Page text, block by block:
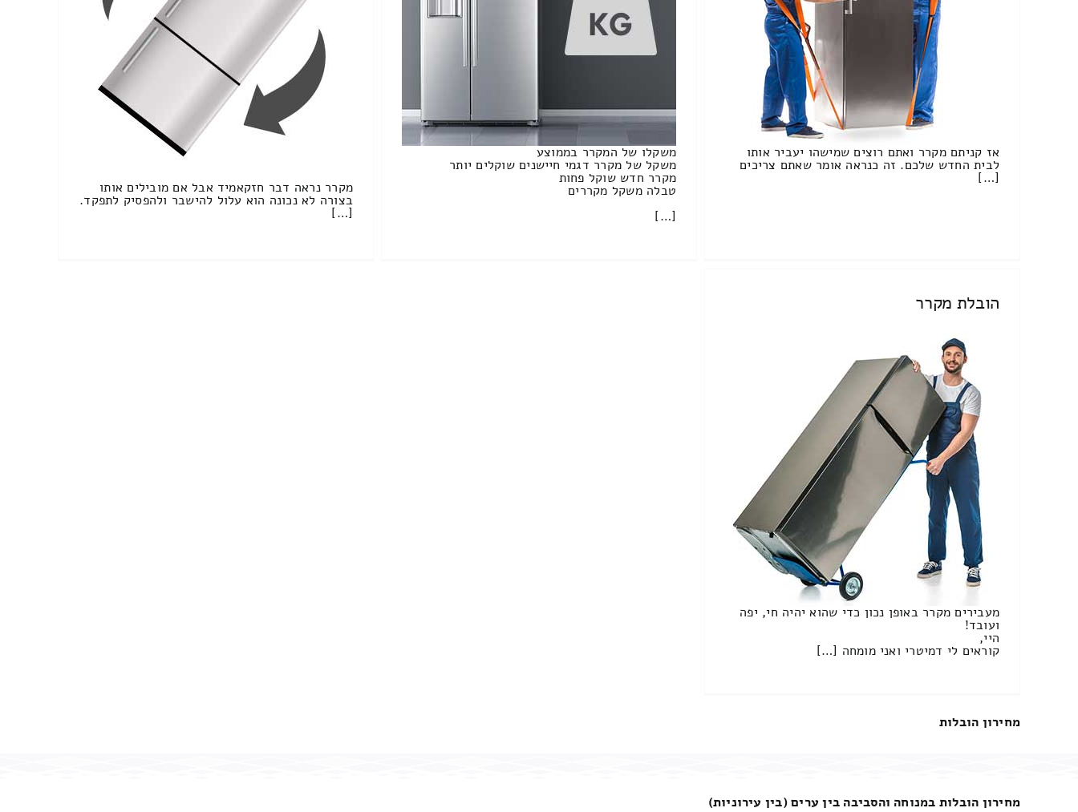
אז קניתם מקרר ואתם רוצים שמישהו יעביר אותו
לבית החדש שלכם. זה כנראה אומר שאתם צריכים
[…]
משקלו של המקרר בממוצע
משקל של מקרר דגמי חיישנים שוקלים יותר
מקרר חדש שוקל פחות
טבלה משקל מקררים
[…]
מקרר נראה דבר חזקאמיד אבל אם מובילים אותו
בצורה לא נכונה הוא עלול להישבר ולהפסיק לתפקד.
[…]
הובלת מקרר
מעבירים מקרר באופן נכון כדי שהוא יהיה חי, יפה
ועובד!
היי,
קוראים לי דמיטרי ואני מומחה […]
מחירון הובלות
מחירון הובלות במנוחה והסביבה בין ערים (בין עירוניות)